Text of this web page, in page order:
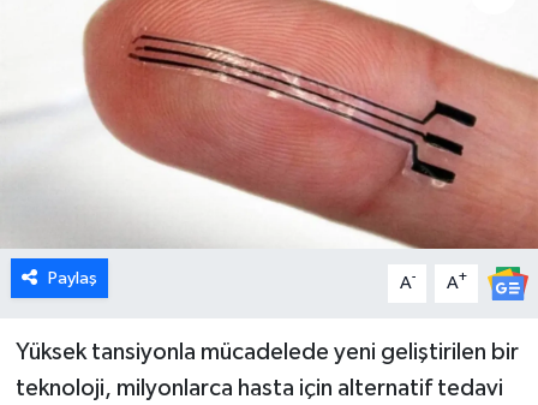
Paylaş A- A+
Yüksek tansiyonla mücadelede yeni geliştirilen bir
teknoloji, milyonlarca hasta için alternatif tedavi
Ekonomi
Emet
Foto Galeri
Genel
Gündem